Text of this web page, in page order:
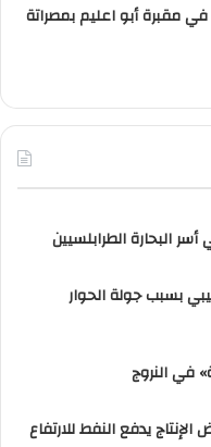
مقبرة أبو اعليم بمصراتة
بسبب جولة الحوار
في النروج
يدفع النفط للارتفاع